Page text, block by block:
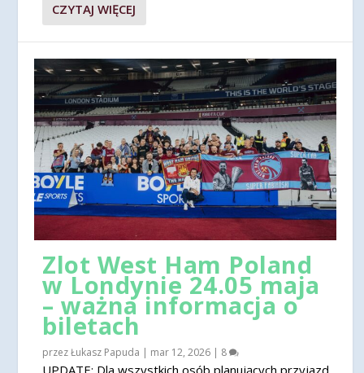
CZYTAJ WIĘCEJ
Zlot West Ham Poland
w Londynie 24.05 maja
– ważna informacja o
biletach
przezŁukasz Papuda | mar 12, 2026 | 8
UPDATE: Dla wszystkich osób planujących przyjazd